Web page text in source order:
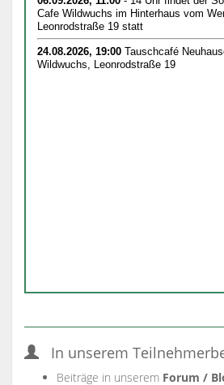
In unserem
Beiträge in unserem Forum /